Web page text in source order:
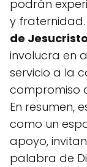
podrán
y fraternidad.
de
involucra en
servicio a la
compromiso
En resumen,
como un
apoyo,
palabra de